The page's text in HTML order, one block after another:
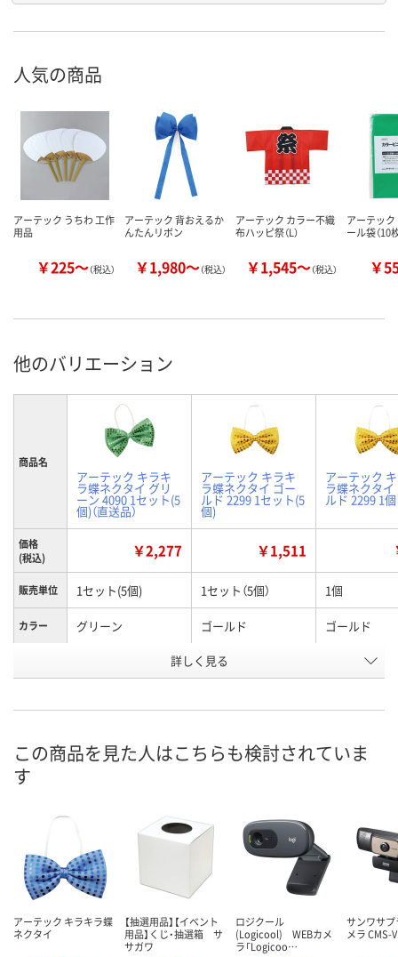
人気の商品
アーテック うちわ 工作
用品
￥225～（税込）
アーテック 背おえるか
んたんリボン
￥1,980～（税込）
アーテック カラー不織
布ハッピ祭（L）
￥1,545～（税込）
アーテッ
ール袋（10
￥
他のバリエーション
商品名
アーテック キラキ
ラ蝶ネクタイ グリ
ーン 4090 1セット(5
個)（直送品）
アーテック キラキ
ラ蝶ネクタイ ゴー
ルド 2299 1セット(5
個)
アーテック
ラ蝶ネクタイ
ルド 2299 1個
価格
(税込)
￥2,277 ￥1,511
販売単位 1セット(5個) 1セット（5個） 1個
カラー グリーン ゴールド ゴールド
W294752 EW70561
8月13日（木）
カゴへ カゴへ カ
詳しく見る
この商品を見た人はこちらも検討されていま
す
アーテック キラキラ蝶
ネクタイ
【抽選用品】【イベント
用品】くじ・抽選箱 サ
サガワ
ロジクール
(Logicool) WEBカメ
ラ「Logicoo…
サンワサプ
メラ CMS-V